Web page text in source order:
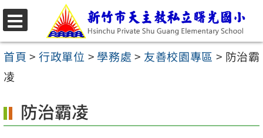
跳
至
主
要
容
區
選
單
首頁 > 行政單位 > 學務處 > 友善校園專區 > 防治霸
凌
防治霸凌